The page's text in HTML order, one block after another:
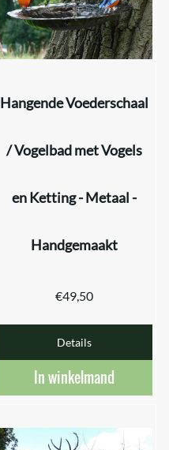
Hangende Voederschaal
/ Vogelbad met Vogels
en Ketting - Metaal -
Handgemaakt
€49,50
Details
In winkelmand